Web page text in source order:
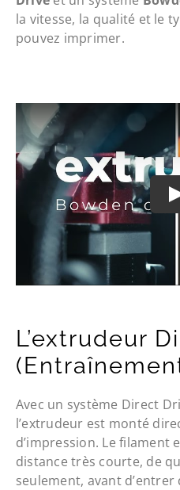
la vitesse, la qualité et le
pouvez imprimer.
L’extrudeur
Avec un système Direct
l’extrudeur est monté
d’impression. Le filament
distance très courte, de
seulement, avant d’entrer